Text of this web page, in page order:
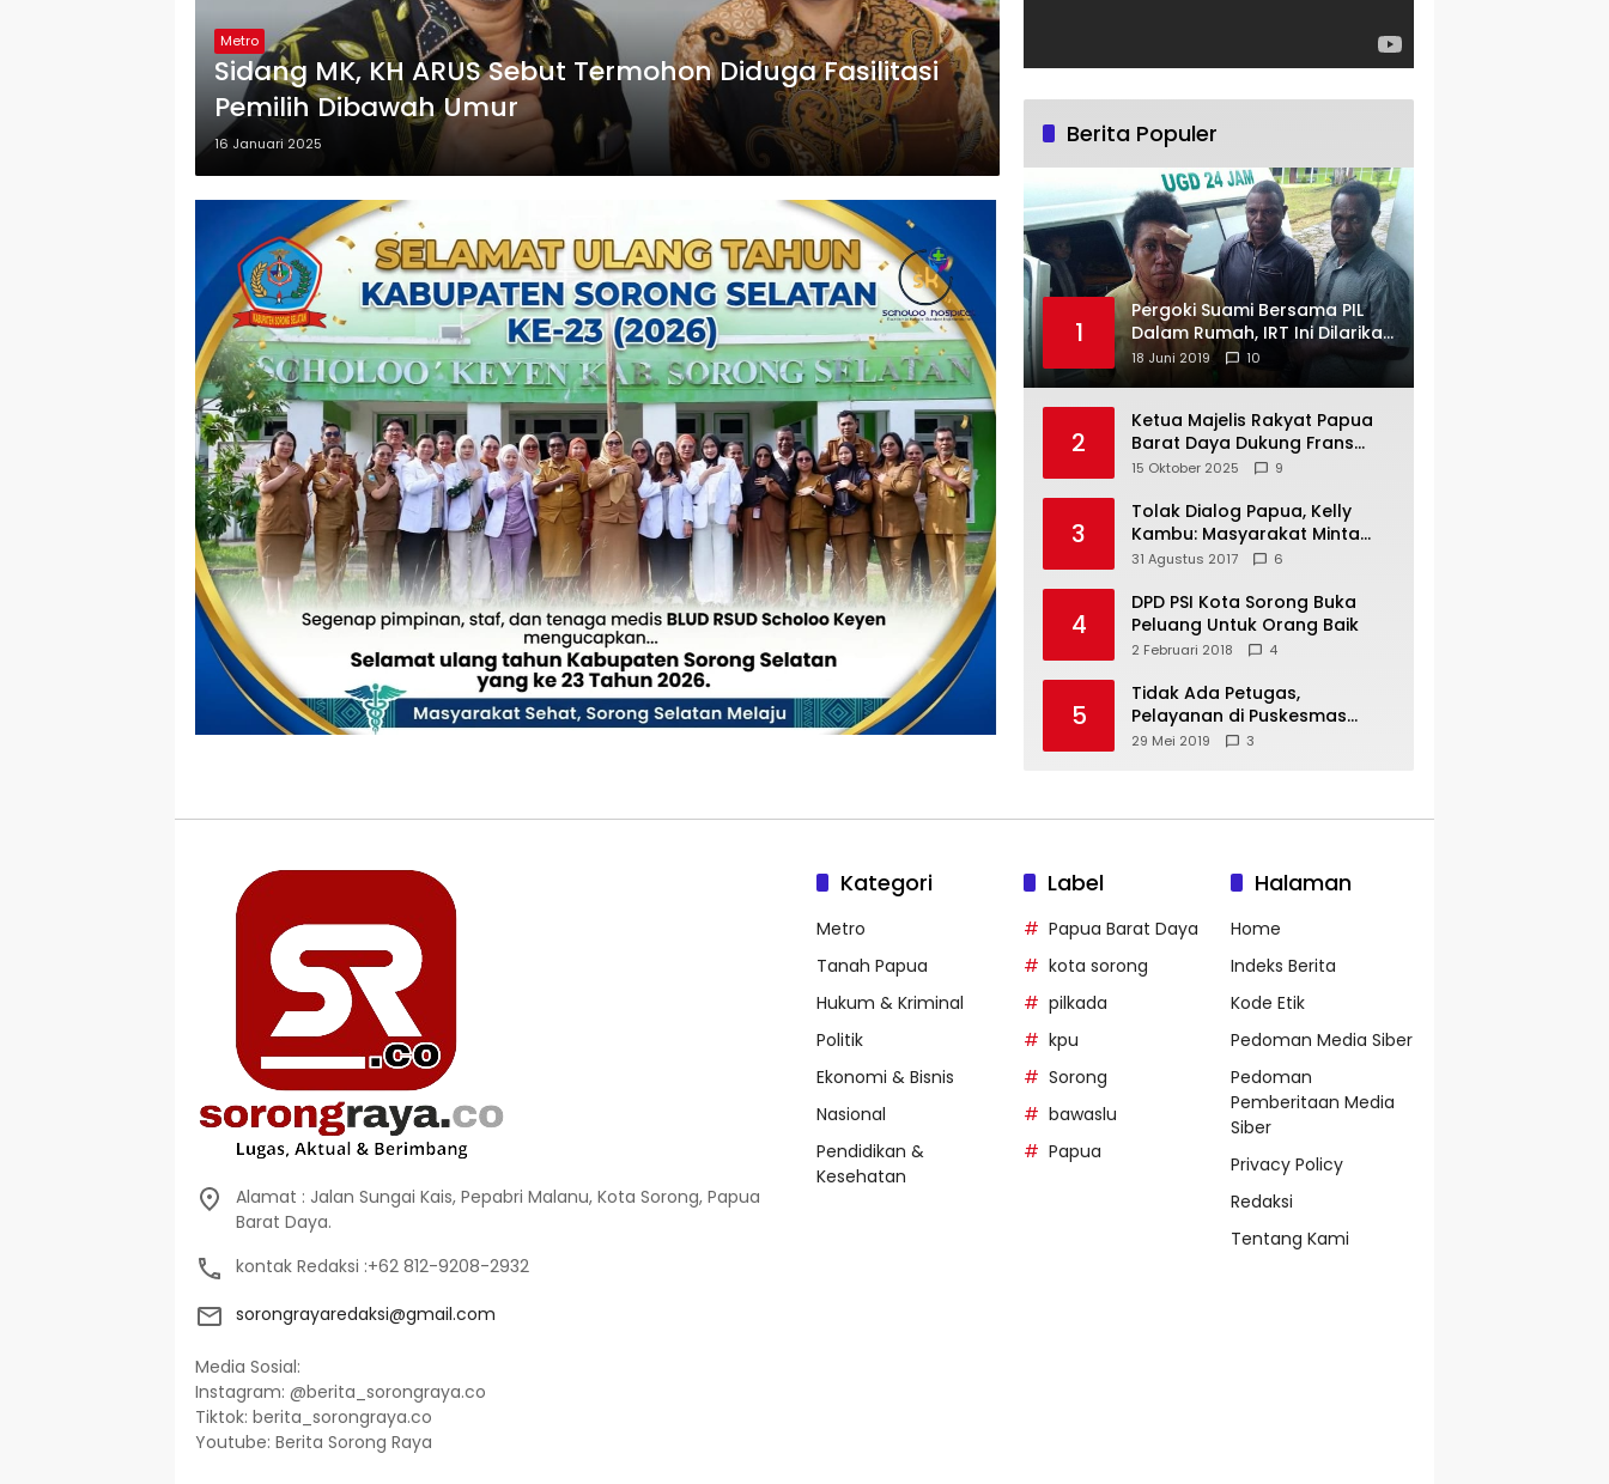
Metro
Sidang MK, KH ARUS Sebut Termohon Diduga Fasilitasi
Pemilih Dibawah Umur
16 Januari 2025 Berita Populer
1
Pergoki Suami Bersama PIL
Dalam Rumah, IRT Ini Dilarikan
ke RS
18 Juni 2019 10
2
Ketua Majelis Rakyat Papua
Barat Daya Dukung Frans
Pigome Sebagai Presidir PT
15 Oktober 2025 9
3
Tolak Dialog Papua, Kelly
Kambu: Masyarakat Minta
Pemekaran
31 Agustus 2017 6
4
DPD PSI Kota Sorong Buka
Peluang Untuk Orang Baik
2 Februari 2018 4
5
Tidak Ada Petugas,
Pelayanan di Puskesmas
Mare-Maybrat Lumpuh
29 Mei 2019 3
Alamat : Jalan Sungai Kais, Pepabri Malanu, Kota Sorong, Papua
Barat Daya.
kontak Redaksi :+62 812-9208-2932
sorongrayaredaksi@gmail.com
Media Sosial:
Instagram: @berita_sorongraya.co
Tiktok: berita_sorongraya.co
Youtube: Berita Sorong Raya
Kategori
Metro
Tanah Papua
Hukum & Kriminal
Politik
Ekonomi & Bisnis
Nasional
Pendidikan &
Kesehatan
Label
Papua Barat Daya
kota sorong
pilkada
kpu
Sorong
bawaslu
Papua
Halaman
Home
Indeks Berita
Kode Etik
Pedoman Media Siber
Pedoman
Pemberitaan Media
Siber
Privacy Policy
Redaksi
Tentang Kami